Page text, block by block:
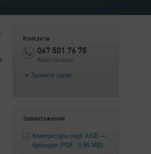
Контакти
067 501 76 75
Відділ продажу
Зробити запит
Завантаження
Компресори серії ASD —
брошура (PDF, 3.96 MB)